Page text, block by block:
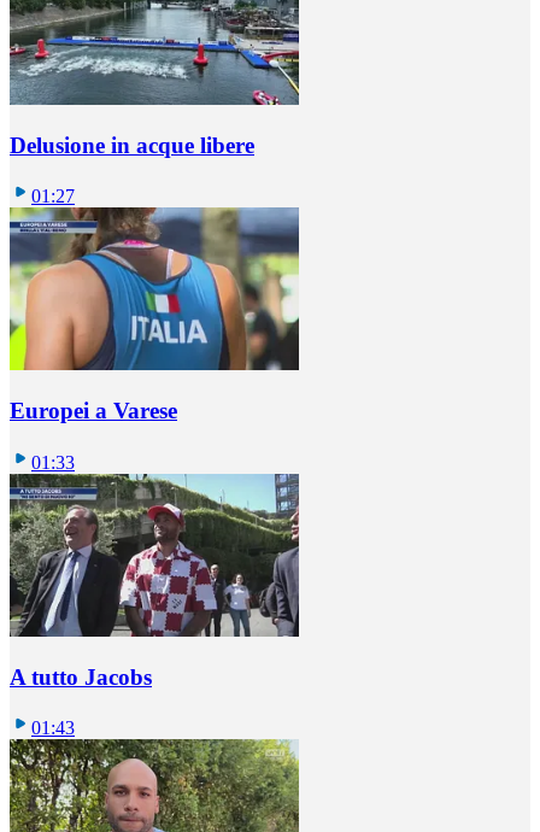
Delusione in acque libere
01:27
Europei a Varese
01:33
A tutto Jacobs
01:43